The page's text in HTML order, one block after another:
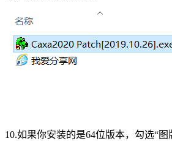
10.如果你安装的是64位版本，勾选“图